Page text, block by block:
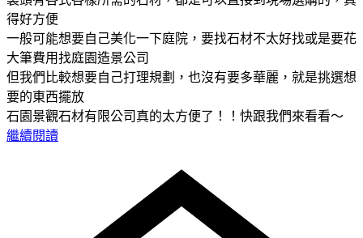
得好方便
一般可能想要自己美化一下庭院，要找石材不太好找或是要花
大筆費用找庭園造景公司
但我們比較想要自己打理規劃，也沒有要多華麗，就是挑選想
要的東西擺放
石園景觀石材有限公司真的太方便了！！快跟我們來看看～
繼續閱讀